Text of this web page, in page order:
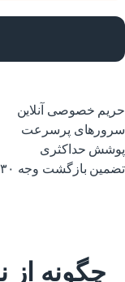
خصوصی آنلاین
پرسرعت
حداکثری
بازگشت وجه ۳۰ روزه